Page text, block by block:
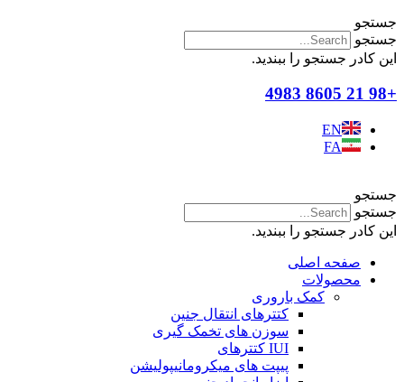
جستجو
جستجو
این کادر جستجو را ببندید.
+98 21 8605 4983
EN
FA
جستجو
جستجو
این کادر جستجو را ببندید.
صفحه اصلی
محصولات
کمک باروری
کتترهای انتقال جنین
سوزن های تخمک گیری
IUI کتترهای
پیپت های میکرومانیپولیشن